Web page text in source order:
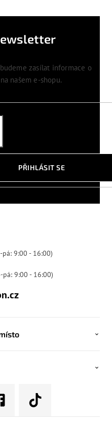
zasílat informace o
našem e-shopu.
PŘIHLÁSIT SE